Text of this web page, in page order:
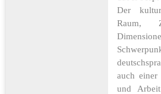
Der
Raum,
auch einer
und